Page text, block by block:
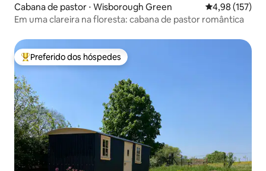
Cabana de pastor ⋅ Wisborough Green 4,98 de uma
4,98 (157)
Em uma clareira na floresta: cabana de pastor romântica
Entre os melhores preferidos dos hóspedes
Preferido dos hóspedes